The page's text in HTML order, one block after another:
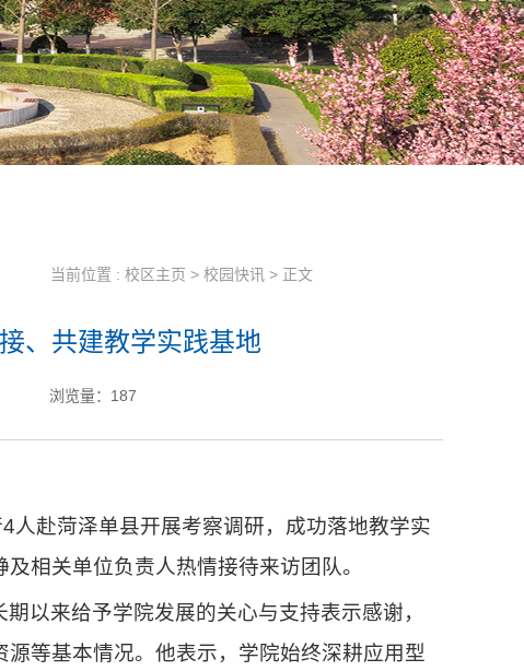
当前位置 : 校区主页 > 校园快讯 > 正文
、共建教学实践基地
浏览量： 187
人赴菏泽单县开展考察调研，成功落地教学实
相关单位负责人热情接待来访团队。
以来给予学院发展的关心与支持表示感谢，
等基本情况。他表示，学院始终深耕应用型